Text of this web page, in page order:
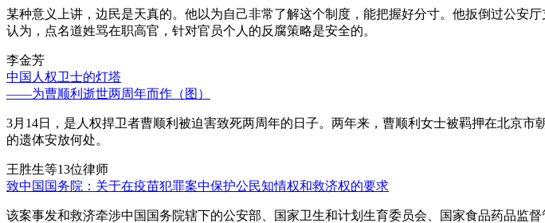
某种意义上讲，边民是天真的。他以为自己非常了解这个制度，能把握好分寸。他扳倒过公安
认为，点名道姓骂在职高官，针对官员个人的反腐策略是安全的。
李金芳
中国人权卫士的灯塔
——为曹顺利逝世两周年而作（图）
3月14日，是人权捍卫者曹顺利被迫害致死两周年的日子。两年来，曹顺利女士被羁押在北京
的遗体安放何处。
王胜生等13位律师
致中国国务院：关于在疫苗犯罪案中保护公民知情权和救济权的要求
该案事发和救济牵涉中国国务院辖下的公安部、国家卫生和计划生育委员会、国家食品药品监